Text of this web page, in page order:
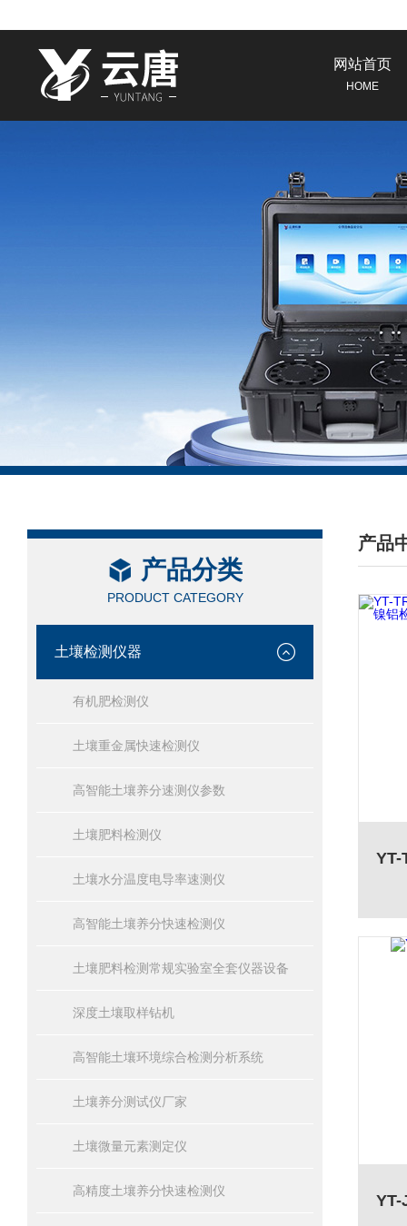
网站首页
HOME
产品分类
PRODUCT CATEGORY
土壤检测仪器
有机肥检测仪
土壤重金属快速检测仪
高智能土壤养分速测仪参数
土壤肥料检测仪
土壤水分温度电导率速测仪
高智能土壤养分快速检测仪
土壤肥料检测常规实验室全套仪器设备
深度土壤取样钻机
高智能土壤环境综合检测分析系统
土壤养分测试仪厂家
土壤微量元素测定仪
高精度土壤养分快速检测仪
产品
/